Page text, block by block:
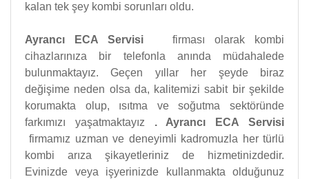
kalan tek şey kombi sorunları oldu.
Ayrancı ECA Servisi firması olarak kombi
cihazlarınıza bir telefonla anında müdahalede
bulunmaktayız. Geçen yıllar her şeyde biraz
değişime neden olsa da, kalitemizi sabit bir şekilde
korumakta olup, ısıtma ve soğutma sektöründe
farkımızı yaşatmaktayız .Ayrancı ECA Servisi
firmamız uzman ve deneyimli kadromuzla her türlü
kombi arıza şikayetleriniz de hizmetinizdedir.
Evinizde veya işyerinizde kullanmakta olduğunuz